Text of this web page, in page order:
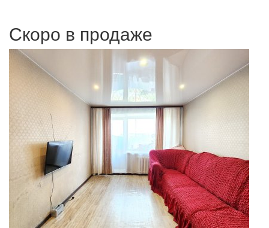
Скоро в продаже